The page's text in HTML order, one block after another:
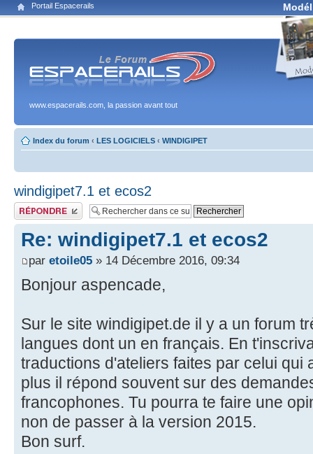
Portail Espacerails
www.espacerails.com, la passion avant tout
Index du forum ‹ LES LOGICIELS ‹ WINDIGIPET
windigipet7.1 et ecos2
Publier une réponse
Re: windigipet7.1 et ecos2
par etoile05 » 14 Décembre 2016, 09:34
Bonjour aspencade,
Sur le site windigipet.de il y a un forum
langues dont un en français. En
traductions d'ateliers faites par celui qui
plus il répond souvent sur des
francophones. Tu pourra te faire une
non de passer à la version 2015.
Bon surf.